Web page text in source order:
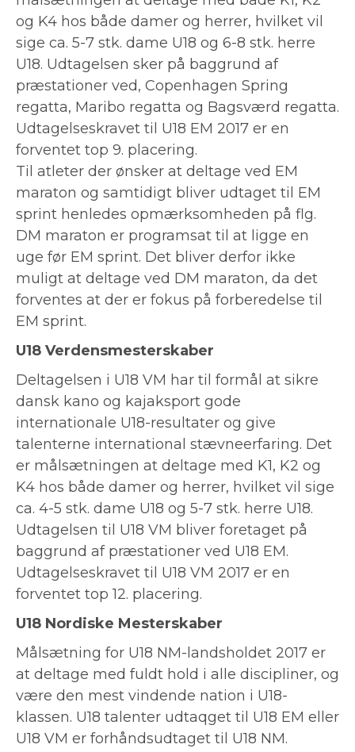
og K4 hos både damer og herrer, hvilket vil
sige ca. 5-7 stk. dame U18 og 6-8 stk. herre
U18. Udtagelsen sker på baggrund af
præstationer ved, Copenhagen Spring
regatta, Maribo regatta og Bagsværd regatta.
Udtagelseskravet til U18 EM 2017 er en
forventet top 9. placering.
Til atleter der ønsker at deltage ved EM
maraton og samtidigt bliver udtaget til EM
sprint henledes opmærksomheden på flg.
DM maraton er programsat til at ligge en
uge før EM sprint. Det bliver derfor ikke
muligt at deltage ved DM maraton, da det
forventes at der er fokus på forberedelse til
EM sprint.
U18 Verdensmesterskaber
Deltagelsen i U18 VM har til formål at sikre
dansk kano og kajaksport gode
internationale U18-resultater og give
talenterne international stævneerfaring. Det
er målsætningen at deltage med K1, K2 og
K4 hos både damer og herrer, hvilket vil sige
ca. 4-5 stk. dame U18 og 5-7 stk. herre U18.
Udtagelsen til U18 VM bliver foretaget på
baggrund af præstationer ved U18 EM.
Udtagelseskravet til U18 VM 2017 er en
forventet top 12. placering.
U18 Nordiske Mesterskaber
Målsætning for U18 NM-landsholdet 2017 er
at deltage med fuldt hold i alle discipliner, og
være den mest vindende nation i U18-
klassen. U18 talenter udtaqget til U18 EM eller
U18 VM er forhåndsudtaget til U18 NM.